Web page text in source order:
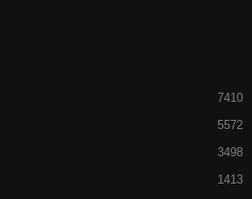
7410
5572
3498
1413